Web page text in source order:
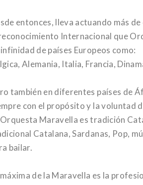
entonces, lleva actuando más
Internacional que
de países Europeos como:
Alemania, Italia, Francia,
también en diferentes países de
con el propósito y la voluntad
Maravella es tradición
Catalana, Sardanas, Pop,
bailar.
de la Maravella es la